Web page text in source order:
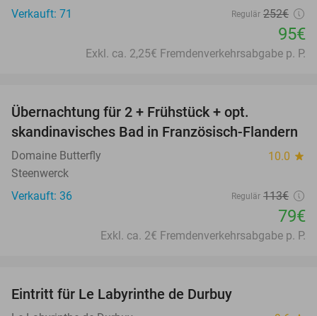
Verkauft: 71
Regulär 252€
95€
Exkl. ca. 2,25€ Fremdenverkehrsabgabe p. P.
Übernachtung für 2 + Frühstück + opt.
skandinavisches Bad in Französisch-Flandern
Domaine Butterfly 10.0 star
Steenwerck
Verkauft: 36
Regulär 113€
79€
Exkl. ca. 2€ Fremdenverkehrsabgabe p. P.
Eintritt für Le Labyrinthe de Durbuy